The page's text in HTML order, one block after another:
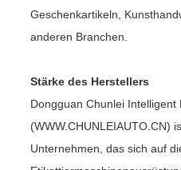
Geschenkartikeln,
anderen Branchen.
Stärke des Herstellers
Dongguan Chunlei Intelligent
(WWW.CHUNLEIAUTO.CN)
Unternehmen, das sich auf